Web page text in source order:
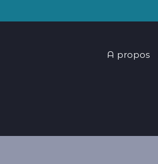
A propos